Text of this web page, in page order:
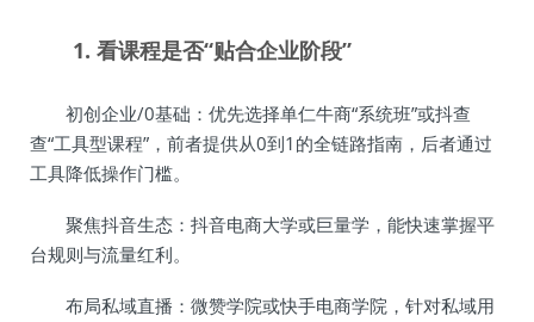
1. 看课程是否“贴合企业阶段”
初创企业/0基础：优先选择单仁牛商“系统班”或抖查
查“工具型课程”，前者提供从0到1的全链路指南，后者通过
工具降低操作门槛。
聚焦抖音生态：抖音电商大学或巨量学，能快速掌握平
台规则与流量红利。
布局私域直播：微赞学院或快手电商学院，针对私域用